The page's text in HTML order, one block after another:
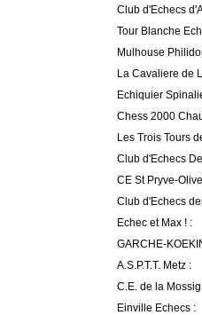
Club d'Echecs
Tour Blanche
Mulhouse
La Cavaliere de
Echiquier
Chess 2000
Les Trois Tours
Club d'Echecs
CE St Pryve-
Club d'Echecs
Echec et Max ! :
GARCHE-
A.S.P.T.T. Metz :
C.E. de la
Einville Echecs :